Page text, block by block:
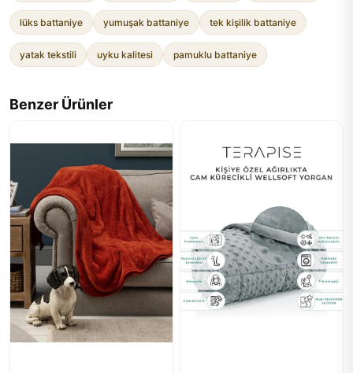
lüks battaniye yumuşak battaniye tek kişilik battaniye
yatak tekstili uyku kalitesi pamuklu battaniye
Benzer Ürünler